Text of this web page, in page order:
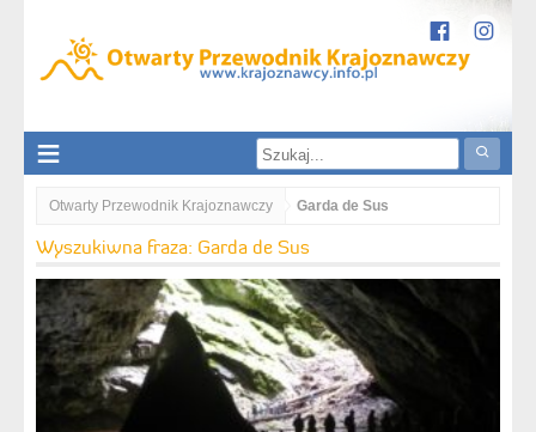
Otwarty Przewodnik Krajoznawczy Garda de Sus
Wyszukiwna fraza: Garda de Sus